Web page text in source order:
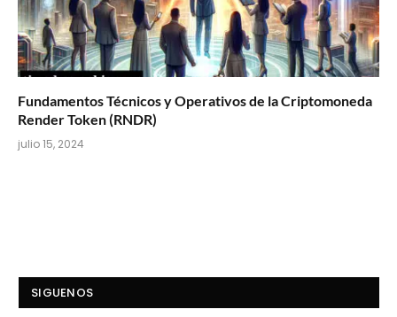
Fundamentos Técnicos y Operativos de la Criptomoneda
Render Token (RNDR)
julio 15, 2024
SIGUENOS